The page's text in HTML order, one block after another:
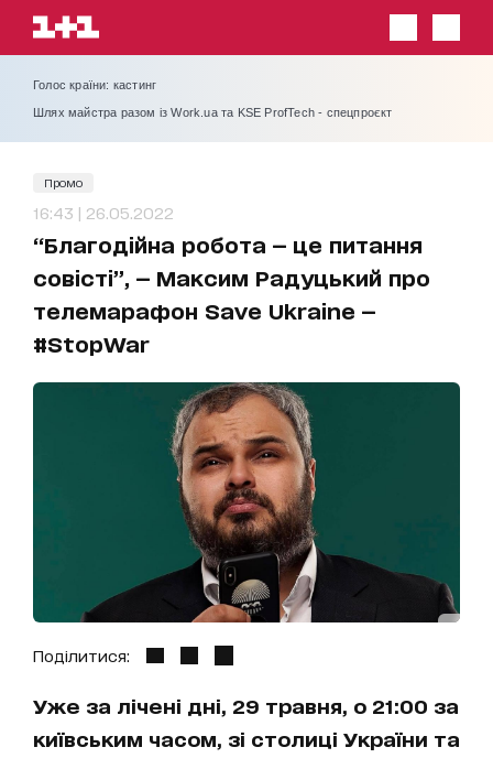
Голос країни: кастинг
Шлях майстра разом із Work.ua та KSE ProfTech - спецпроєкт
Промо
16:43 | 26.05.2022
“Благодійна робота — це питання
совісті”, — Максим Радуцький про
телемарафон Save Ukraine —
#StopWar
Поділитися:
Уже за лічені дні, 29 травня, о 21:00 за
київським часом, зі столиці України та